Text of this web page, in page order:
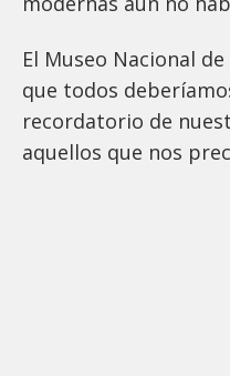
El Museo Nacional
que todos
recordatorio de
aquellos que nos